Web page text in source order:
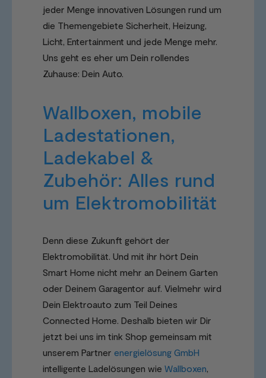
jeder Menge innovativen Lösungen rund um
die Themengebiete Sicherheit, Heizung,
Licht, Entertainment und jede Menge mehr.
Uns geht es eher um Dein rollendes
Zuhause: Dein Auto.
Wallboxen, mobile
Ladestationen,
Ladekabel &
Zubehör: Alles rund
um Elektromobilität
Denn diese Zukunft gehört der
Elektromobilität. Und mit ihr hört Dein
Smart Home nicht mehr an Deinem Garten
oder Deinem Garagentor auf. Vielmehr wird
Dein Elektroauto zum Teil Deines
Connected Home. Deshalb bieten wir Dir
jetzt bei uns im tink Shop gemeinsam mit
unserem Partner energielösung GmbH
intelligente Ladelösungen wie Wallboxen,